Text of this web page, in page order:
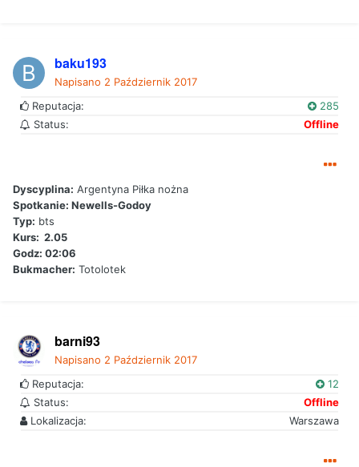
baku193
Napisano 2 Październik 2017
Reputacja:
285
Status:
Offline
Dyscyplina: Argentyna Piłka nożna
Spotkanie: Newells-Godoy
Typ: bts
Kurs: 2.05
Godz: 02:06
Bukmacher: Totolotek
barni93
Napisano 2 Październik 2017
Reputacja:
12
Status:
Offline
Lokalizacja:
Warszawa